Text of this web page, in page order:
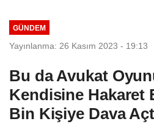
GÜNDEM
Yayınlanma: 26 Kasım 2023 - 19:13
Bu da Avukat
Kendisine Hakaret
Bin Kişiye Dava